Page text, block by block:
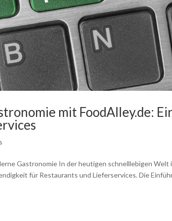
mit FoodAlley.de:
Gastronomie In der heutigen schnelllebigen Welt
für Restaurants und Lieferservices. Die